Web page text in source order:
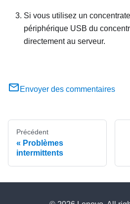
Si vous utilisez un
périphérique USB du
directement au serveur.
Envoyer des commentaires
Précédent
Problèmes
intermittents